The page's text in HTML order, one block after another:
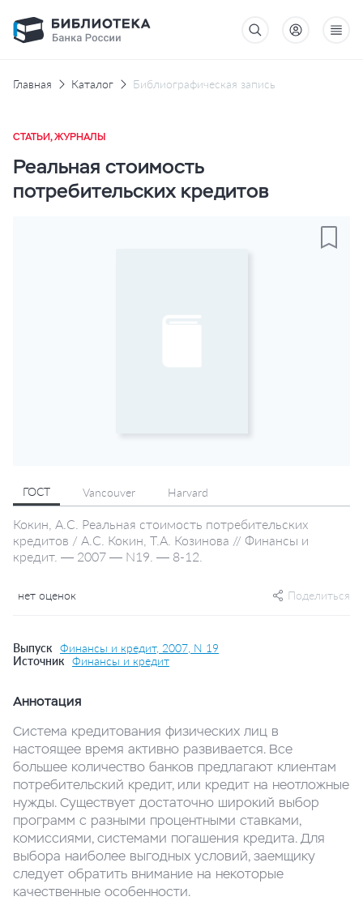
Главная Каталог Библиографическая запись
СТАТЬИ, ЖУРНАЛЫ
Реальная стоимость
потребительских кредитов
ГОСТ Vancouver Harvard
Кокин, А.С. Реальная стоимость потребительских
кредитов / А.С. Кокин, Т.А. Козинова // Финансы и
кредит. — 2007 — N19. — 8-12.
нет оценок Поделиться
Выпуск Финансы и кредит, 2007, N 19
Источник Финансы и кредит
Аннотация
Система кредитования физических лиц в
настоящее время активно развивается. Все
большее количество банков предлагают клиентам
потребительский кредит, или кредит на неотложные
нужды. Существует достаточно широкий выбор
программ с разными процентными ставками,
комиссиями, системами погашения кредита. Для
выбора наиболее выгодных условий, заемщику
следует обратить внимание на некоторые
качественные особенности.